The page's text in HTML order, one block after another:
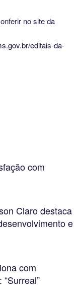
no site da
editais-da-
com
Claro destaca
e
com